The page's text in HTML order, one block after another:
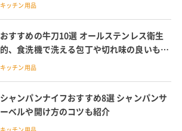
キッチン用品
おすすめの牛刀10選 オールステンレス衛生
的、食洗機で洗える包丁や切れ味の良いもの
を紹介
キッチン用品
シャンパンナイフおすすめ8選 シャンパンサ
ーベルや開け方のコツも紹介